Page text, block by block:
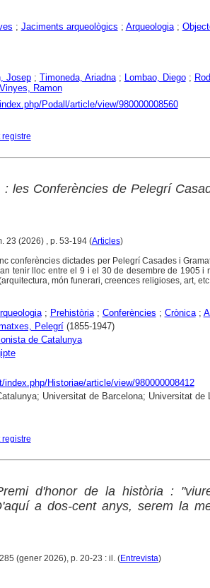
; Jaciments arqueològics ; Arqueologia;
Josep; Timoneda, Ariadna; Lombao, Diego;
Vinyes, Ramon
Podall/article/view/980000008560
: les Conferències de Pelegrí
23 (2026) , p. 53-194 (Articles)
conferències dictades per Pelegrí Casades i
tenir lloc entre el 9 i el 30 de desembre de 1905 i
món funerari, creences religioses, art,
; Prehistòria; Conferències ; Crònica;
Pelegrí(1855-1947)
de Catalunya
index.php/Historiae/article/view/980000008412
Universitat de Barcelona; Universitat de
d'honor de la història :
a dos-cent anys, serem la
(gener 2026), p. 20-23 : il. (Entrevista)